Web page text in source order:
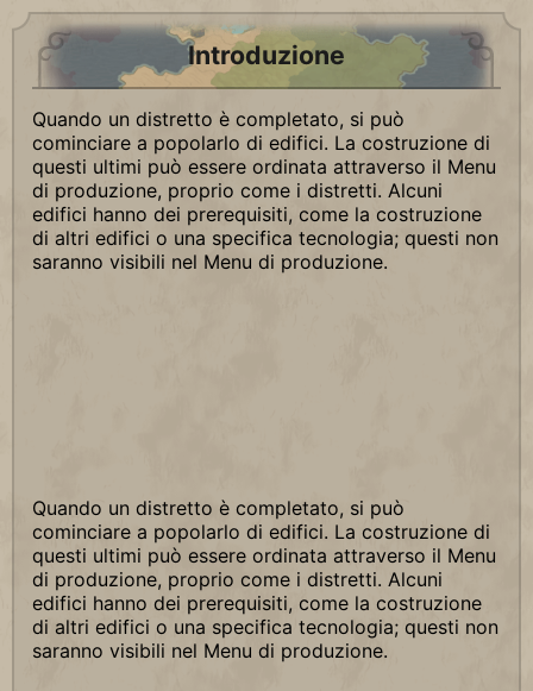
Introduzione
Quando un distretto è completato, si può
cominciare a popolarlo di edifici. La costruzione di
questi ultimi può essere ordinata attraverso il Menu
di produzione, proprio come i distretti. Alcuni
edifici hanno dei prerequisiti, come la costruzione
di altri edifici o una specifica tecnologia; questi non
saranno visibili nel Menu di produzione.
Quando un distretto è completato, si può
cominciare a popolarlo di edifici. La costruzione di
questi ultimi può essere ordinata attraverso il Menu
di produzione, proprio come i distretti. Alcuni
edifici hanno dei prerequisiti, come la costruzione
di altri edifici o una specifica tecnologia; questi non
saranno visibili nel Menu di produzione.